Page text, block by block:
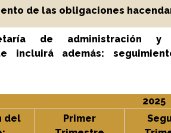
de las obligaciones
de administración
incluirá además:
2025
del
Primer